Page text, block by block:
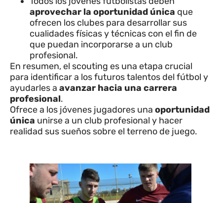
aprovechar la oportunidad única que
ofrecen los clubes para desarrollar sus
cualidades físicas y técnicas con el fin de
que puedan incorporarse a un club
profesional.
En resumen, el scouting es una etapa crucial
para identificar a los futuros talentos del fútbol y
ayudarles a avanzar hacia una carrera
profesional.
Ofrece a los jóvenes jugadores una oportunidad
única unirse a un club profesional y hacer
realidad sus sueños sobre el terreno de juego.